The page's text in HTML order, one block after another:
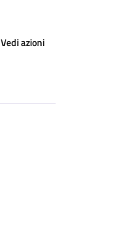
Vedi azioni